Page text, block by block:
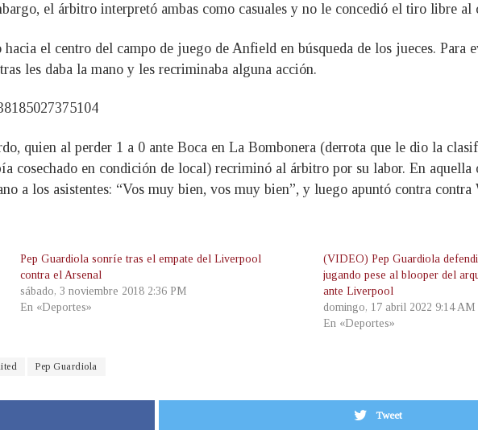
el árbitro interpretó ambas como casuales y no le concedió el tiro libre al
el centro del campo de juego de Anfield en búsqueda de los jueces. Para
les daba la mano y les recriminaba alguna acción.
quien al perder 1 a 0 ante Boca en La Bombonera (derrota que le dio la
cosechado en condición de local) recriminó al árbitro por su labor. En aquella
a los asistentes: “Vos muy bien, vos muy bien”, y luego apuntó contra
Pep Guardiola sonríe tras el empate del Liverpool
contra el Arsenal
sábado, 3 noviembre 2018 2:36 PM
En «Deportes»
(VIDEO) Pep Guardiola
jugando pese al blooper del
ante Liverpool
domingo, 17 abril 2022 9:14 AM
En «Deportes»
Pep Guardiola
Tweet